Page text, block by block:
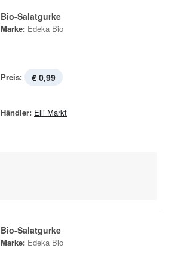
Bio-Salatgurke
Marke: Edeka Bio
Preis: € 0,99
Händler: Elli Markt
Bio-Salatgurke
Marke: Edeka Bio